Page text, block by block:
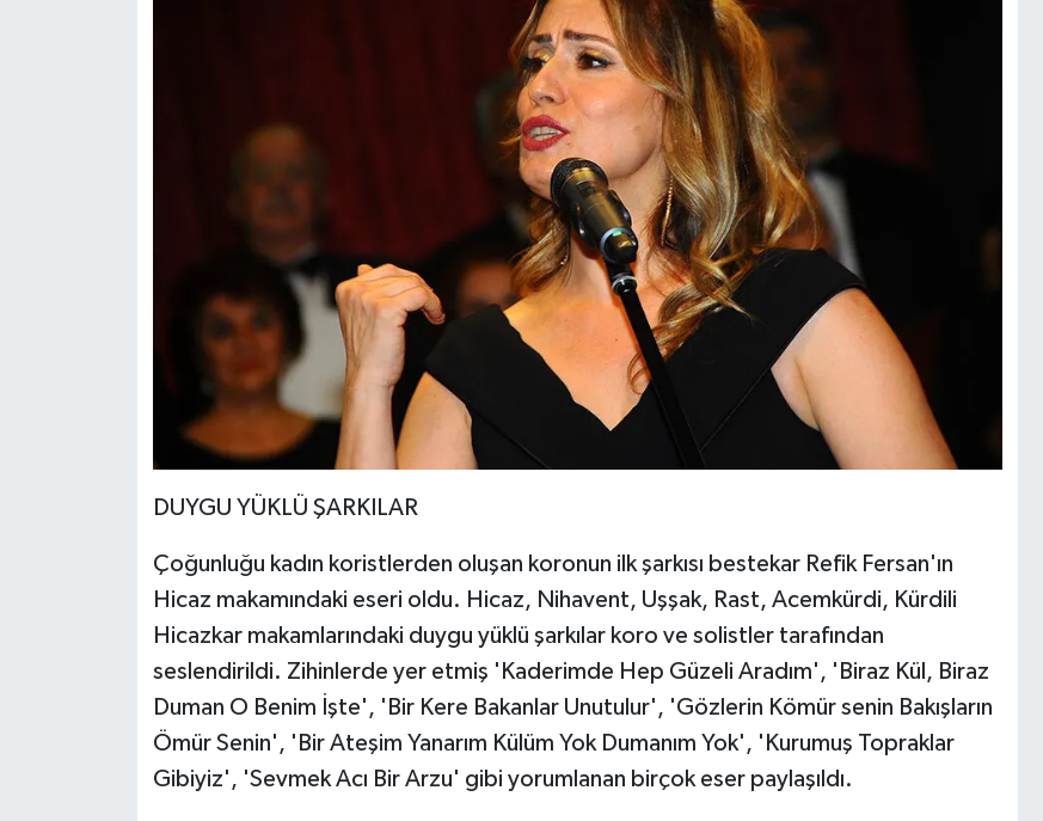
DUYGU YÜKLÜ ŞARKILAR
Çoğunluğu kadın koristlerden oluşan koronun ilk şarkısı bestekar Refik Fersan'ın
Hicaz makamındaki eseri oldu. Hicaz, Nihavent, Uşşak, Rast, Acemkürdi, Kürdili
Hicazkar makamlarındaki duygu yüklü şarkılar koro ve solistler tarafından
seslendirildi. Zihinlerde yer etmiş 'Kaderimde Hep Güzeli Aradım', 'Biraz Kül, Biraz
Duman O Benim İşte', 'Bir Kere Bakanlar Unutulur', 'Gözlerin Kömür senin Bakışların
Ömür Senin', 'Bir Ateşim Yanarım Külüm Yok Dumanım Yok', 'Kurumuş Topraklar
Gibiyiz', 'Sevmek Acı Bir Arzu' gibi yorumlanan birçok eser paylaşıldı.